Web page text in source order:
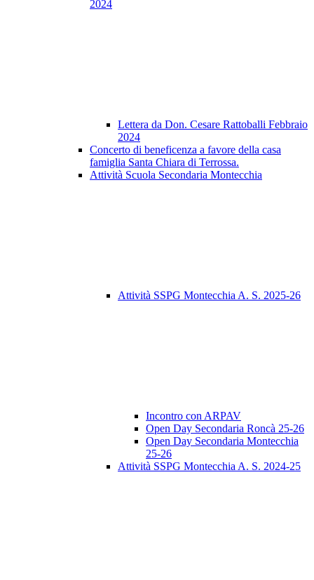
2024
Lettera da Don. Cesare Rattoballi Febbraio
2024
Concerto di beneficenza a favore della casa
famiglia Santa Chiara di Terrossa.
Attività Scuola Secondaria Montecchia
Attività SSPG Montecchia A. S. 2025-26
Incontro con ARPAV
Open Day Secondaria Roncà 25-26
Open Day Secondaria Montecchia
25-26
Attività SSPG Montecchia A. S. 2024-25